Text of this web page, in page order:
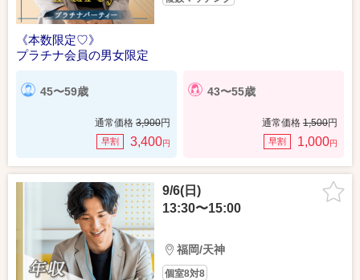
《本数限定♡》
プラチナ会員の男女限定
45〜59歳
通常価格 3,900円
早割 3,400円
43〜55歳
通常価格 1,500円
早割 1,000円
9/6(日)
13:30〜15:00
福岡/天神
個室8対8